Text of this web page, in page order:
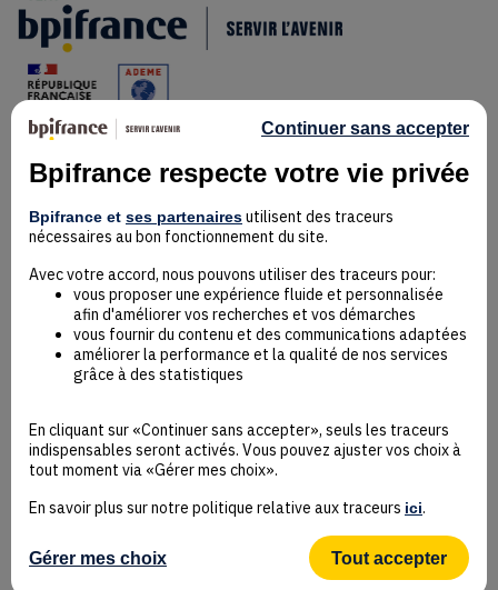
Mentions Légales
Données personnelles
Contact
Mentions Légales
CGU
Protection des données
Gestion des cookies
Bpifrance respecte votre vie privée
Bpifrance et ses partenairesutilisent des traceurs
nécessaires au bon fonctionnement du site.
Avec votre accord, nous pouvons utiliser des traceurs pour:
vous proposer une expérience fluide et personnalisée
afin d'améliorer vos recherches et vos démarches
vous fournir du contenu et des communications adaptées
améliorer la performance et la qualité de nos services
grâce à des statistiques
En cliquant sur «Continuer sans accepter», seuls les traceurs
indispensables seront activés. Vous pouvez ajuster vos choix à
tout moment via «Gérer mes choix».
En savoir plus sur notre politique relative aux traceurs ici.
Gérer mes choix
Continuer sans accepter
Tout accepter